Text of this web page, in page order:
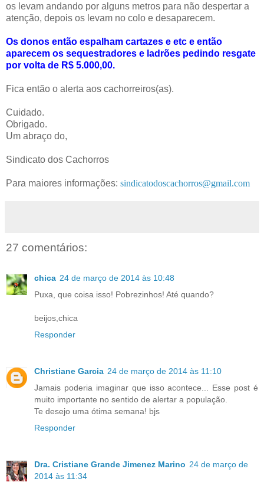
os levam andando por alguns metros para não despertar a
atenção, depois os levam no colo e desaparecem.
Os donos então espalham cartazes e etc e então
aparecem os sequestradores e ladrões pedindo resgate
por volta de R$ 5.000,00.
Fica então o alerta aos cachorreiros(as).
Cuidado.
Obrigado.
Um abraço do,
Sindicato dos Cachorros
Para maiores informações: sindicatodoscachorros@gmail.com
27 comentários:
chica 24 de março de 2014 às 10:48
Puxa, que coisa isso! Pobrezinhos! Até quando?
beijos,chica
Responder
Christiane Garcia 24 de março de 2014 às 11:10
Jamais poderia imaginar que isso acontece... Esse post é
muito importante no sentido de alertar a população.
Te desejo uma ótima semana! bjs
Responder
Dra. Cristiane Grande Jimenez Marino 24 de março de
2014 às 11:34